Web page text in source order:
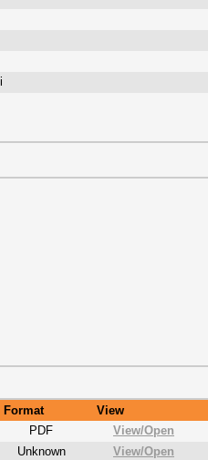
Format View
PDF View/Open
Unknown View/Open